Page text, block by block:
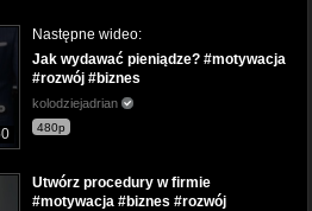
Następne wideo:
Jak wydawać pieniądze? #motywacja
#rozwój #biznes
kolodziejadrian
480p
Utwórz procedury w firmie
#motywacja #biznes #rozwój